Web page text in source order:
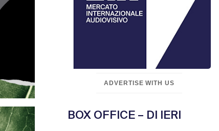
ADVERTISE WITH US
BOX OFFICE – DI IERI